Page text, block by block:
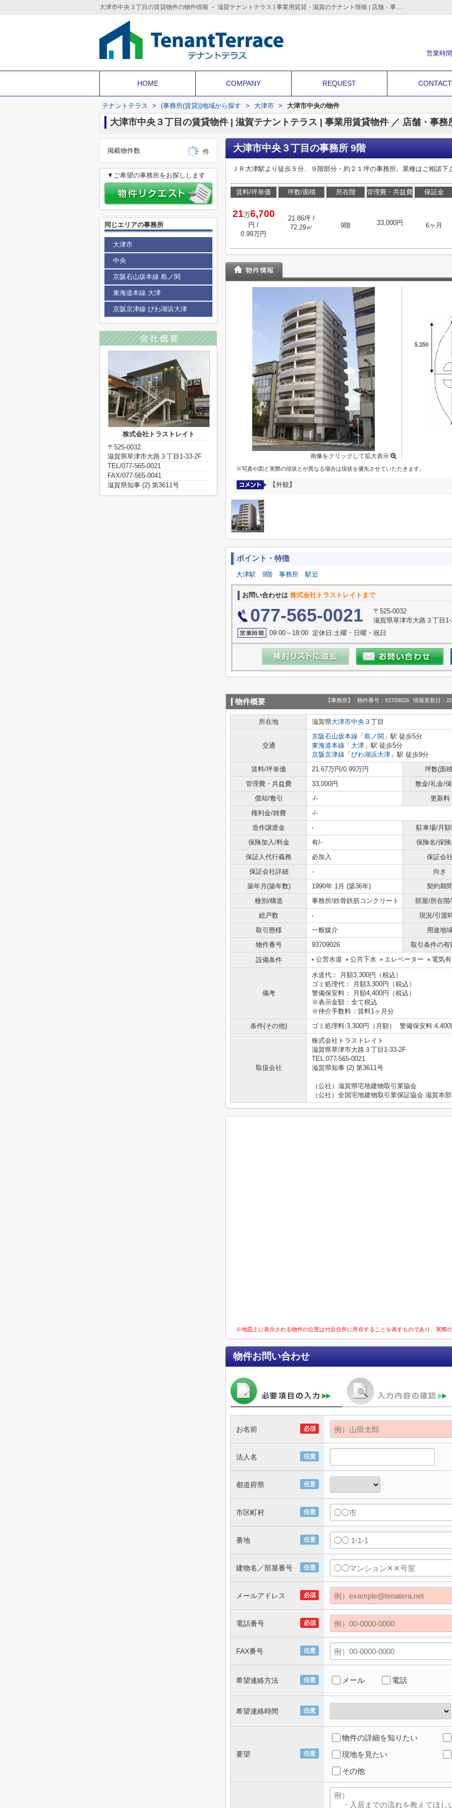
大津市中央３丁目の賃貸物件の物件情報 － 滋賀テナントテラス | 事業用賃貸・滋賀のテナント情報 | 店舗・事務所・倉庫・貸土地の情報満載 ｜滋賀テナントテラス | 滋賀のテナント店舗・事務所・倉庫・借地などの事業用不動産を情報満載
営業時
HOME COMPANY REQUEST CONTACT
テナントテラス > (事務所(賃貸))地域から探す > 大津市 > 大津市中央の物件
大津市中央３丁目の事務所 9階
ＪＲ大津駅より徒歩５分、９階部分・約２１坪の事務所。業種はご相談下
賃料/坪単価
21万6,700
円 /
0.99万円
坪数/面積
21.86坪 /
72.29㎡
所在階
9階
管理費・共益費
33,000円
保証金
6ヶ月
画像をクリックして拡大表示
※写真や図と実際の現状とが異なる場合は現状を優先させていただきます。
【外観】
ポイント・特徴
大津駅 9階 事務所 駅近
お問い合わせは 株式会社トラストレイトまで
077-565-0021
〒525-0032
滋賀県草津市大路３丁目
09:00～18:00 定休日:土曜・日曜・祝日
物件概要 【事務所】 物件番号：93709026 情報更新日：
所在地 滋賀県大津市中央 ３丁目
交通
京阪石山坂本線 「 島ノ関 」駅 徒歩5分
東海道本線 「 大津 」駅 徒歩5分
京阪京津線 「 びわ湖浜大津 」駅 徒歩9分
賃料/坪単価
21.67万円/0.99万円
坪数(面
管理費・共益費
33,000円
敷金/礼金/
償却/敷引
-/-
更新料
権利金/雑費
-/-
造作譲渡金
-
駐車場/月
保険加入/料金
有/-
保険名/保
保証人代行義務
必加入
保証会
保証会社詳細
-
向き
築年月(築年数)
1990年 1月 (築36年)
契約期
種別/構造
事務所/鉄骨鉄筋コンクリート
部屋/所在階
総戸数
-
現況/引渡
取引態様
一般媒介
用途地
物件番号
93709026
取引条件の有
設備条件
公営水道 公共下水 エレベーター 電気有
備考
水道代： 月額3,300円（税込）
ゴミ処理代： 月額3,300円（税込）
警備保安料： 月額4,400円（税込）
※表示金額：全て税込
※仲介手数料：賃料1ヶ月分
条件(その他)
ゴミ処理料:3,300円（月額） 警備保安料
取扱会社
株式会社トラストレイト
滋賀県草津市大路３丁目1-33-2F
TEL:077-565-0021
滋賀県知事 (2) 第3611号
（公社）滋賀県宅地建物取引業協会
（公社）全国宅地建物取引業保証協会 滋賀本部
※地図上に表示される物件の位置は付近住所に所在することを表すものであり、実際
物件お問い合わせ
必須
お名前
任意
法人名
任意
都道府県
任意
市区町村
任意
番地
任意
建物名／部屋番号
必須
メールアドレス
必須
電話番号
任意
FAX番号
任意
希望連絡方法 メール 電話
任意
希望連絡時間
任意
要望
物件の詳細を知りたい
現地を見たい
その他
掲載物件数 件
▼ご希望の事務所をお探しします
同じエリアの事務所
大津市
中央
京阪石山坂本線 島ノ関
東海道本線 大津
京阪京津線 びわ湖浜大津
株式会社トラストレイト
〒525-0032
滋賀県草津市大路３丁目1-33-2F
TEL/077-565-0021
FAX/077-565-0041
滋賀県知事 (2) 第3611号